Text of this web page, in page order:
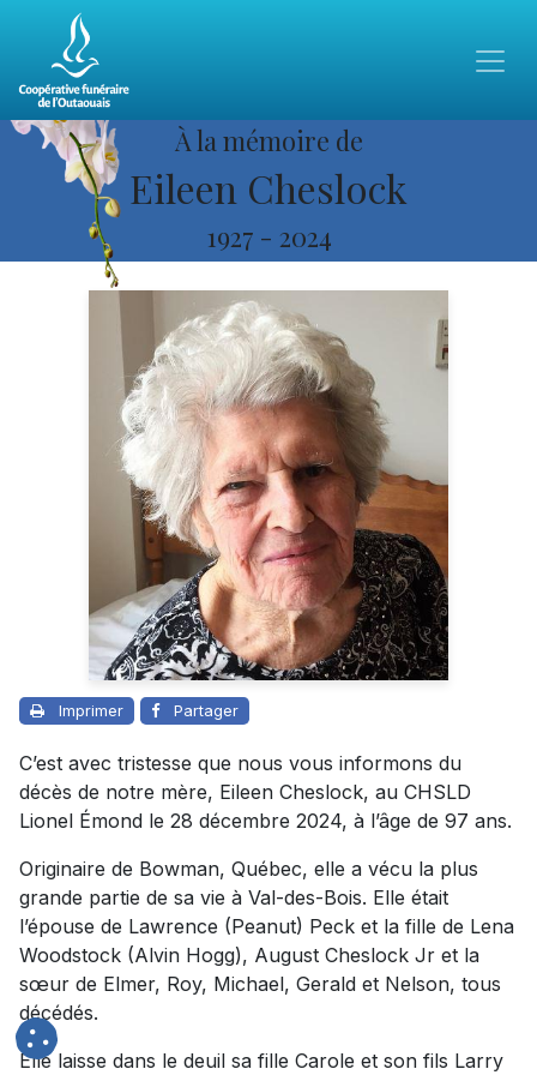
À la mémoire de
Eileen Cheslock
1927 - 2024
Imprimer Partager
C’est avec tristesse que nous vous informons du
décès de notre mère, Eileen Cheslock, au CHSLD
Lionel Émond le 28 décembre 2024, à l’âge de 97 ans.
Originaire de Bowman, Québec, elle a vécu la plus
grande partie de sa vie à Val-des-Bois. Elle était
l’épouse de Lawrence (Peanut) Peck et la fille de Lena
Woodstock (Alvin Hogg), August Cheslock Jr et la
sœur de Elmer, Roy, Michael, Gerald et Nelson, tous
décédés.
Elle laisse dans le deuil sa fille Carole et son fils Larry